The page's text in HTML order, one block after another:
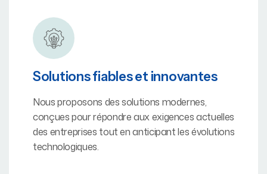
Solutions fiables et innovantes
Nous proposons des solutions modernes,
conçues pour répondre aux exigences actuelles
des entreprises tout en anticipant les évolutions
technologiques.